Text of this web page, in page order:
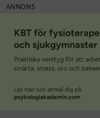
ANNONS